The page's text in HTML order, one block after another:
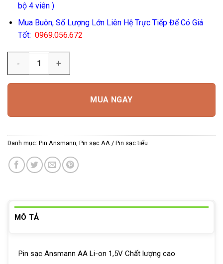
bộ 4 viên )
Mua Buôn, Số Lượng Lớn Liên Hệ Trực Tiếp Để Có Giá
Tốt: 0969.056.672
MUA NGAY
Danh mục: Pin Ansmann Pin sạc AA / Pin sạc tiểu
MÔ TẢ
Pin sạc Ansmann AA Li-on 1,5V Chất lượng cao